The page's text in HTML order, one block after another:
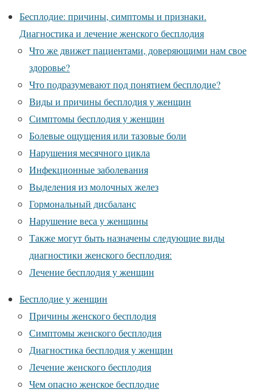
Бесплодие: причины, симптомы и признаки.
Диагностика и лечение женского бесплодия
Что же движет пациентами, доверяющими нам свое
здоровье?
Что подразумевают под понятием бесплодие?
Виды и причины бесплодия у женщин
Симптомы бесплодия у женщин
Болевые ощущения или тазовые боли
Нарушения месячного цикла
Инфекционные заболевания
Выделения из молочных желез
Гормональный дисбаланс
Нарушение веса у женщины
Также могут быть назначены следующие виды
диагностики женского бесплодия:
Лечение бесплодия у женщин
Бесплодие у женщин
Причины женского бесплодия
Симптомы женского бесплодия
Диагностика бесплодия у женщин
Лечение женского бесплодия
Чем опасно женское бесплодие